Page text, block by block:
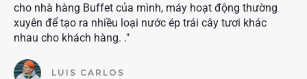
cho nhà hàng Buffet của mình, máy hoạt động thường
xuyên để tạo ra nhiều loại nước ép trái cây tươi khác
nhau cho khách hàng. ."
LUIS CARLOS